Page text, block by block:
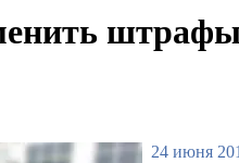
штрафы
24 июня